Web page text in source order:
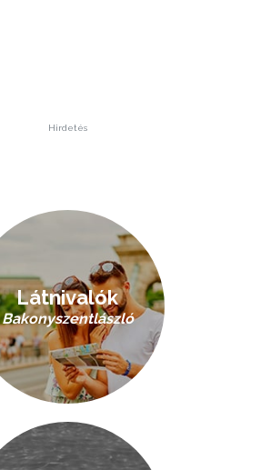
Hirdetés
Látnivalók
Bakonyszentlászló